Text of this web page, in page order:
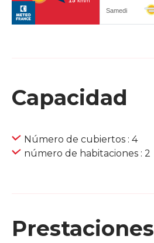
Capacidad
Número de cubiertos : 4
número de habitaciones : 2
Prestaciones